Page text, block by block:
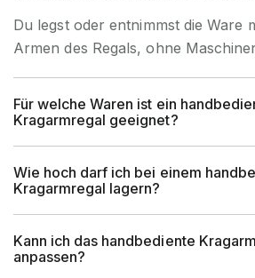
Garantiezeit
Brancheneignung
Fertigung,
Bedienart
für
Montageart
Du legst oder entnimmst die Ware
Armen des Regals, ohne
Für welche Waren ist ein
Kragarmregal geeignet?
Wie hoch darf ich bei einem
Kragarmregal lagern?
Kann ich das handbediente
anpassen?